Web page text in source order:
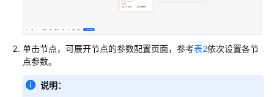
单击节点，可展开节点的参数配置页面，参考表2依次设置各节
点参数。
说明：